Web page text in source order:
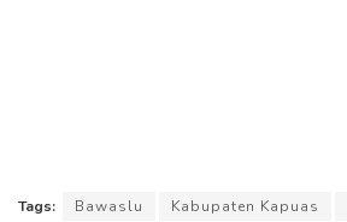
Tags: Bawaslu Kabupaten Kapuas